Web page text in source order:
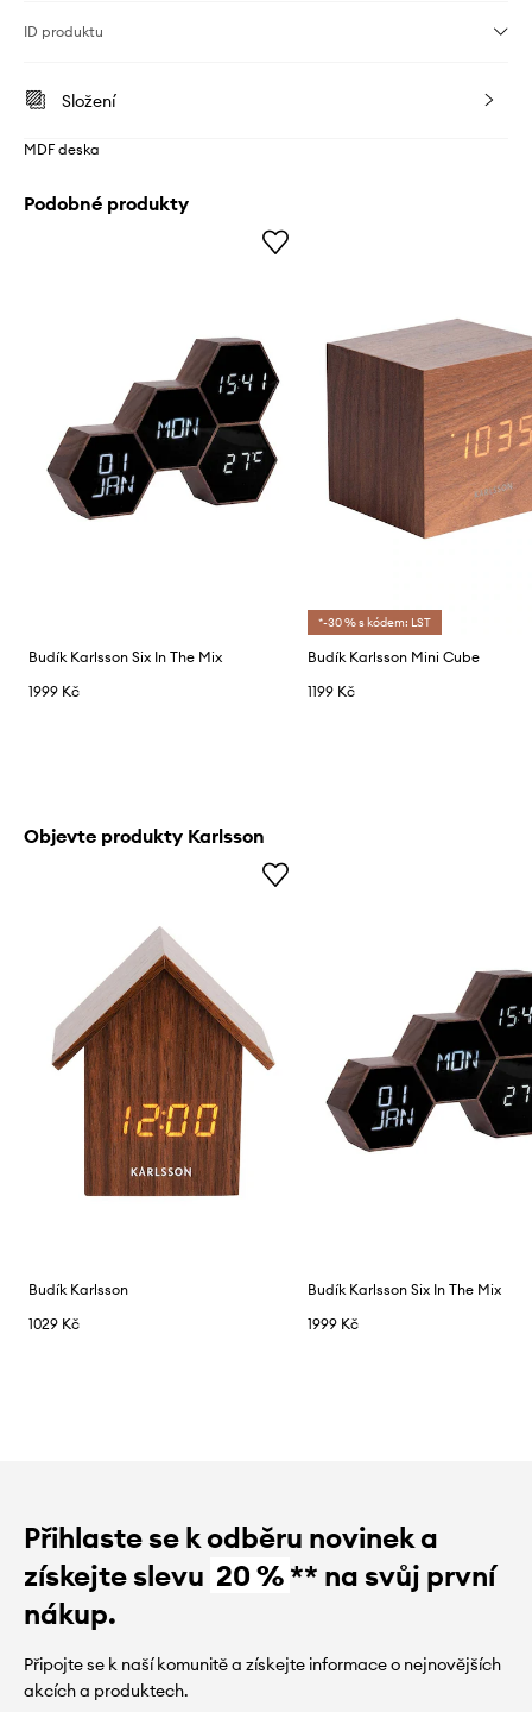
ID produktu
Složení
MDF deska
Podobné produkty
Budík Karlsson Six In The Mix
1999 Kč
*-30 % s kódem: LST
Budík Karlsson Mini Cube
1199 Kč
Objevte produkty Karlsson
Budík Karlsson
1029 Kč
Budík Karlsson Six In The Mix
1999 Kč
Přihlaste se k odběru novinek a
získejte slevu 20 %** na svůj první
nákup.
Připojte se k naší komunitě a získejte informace o nejnovějších
akcích a produktech.